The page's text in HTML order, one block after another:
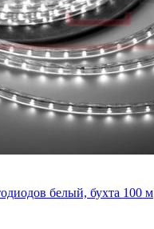
белый, бухта 100 м